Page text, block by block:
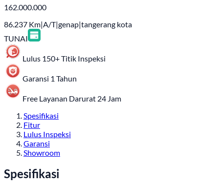
162.000.000
86.237 Km|A/T|genap|tangerang kota
TUNAI
Lulus 150+ Titik Inspeksi
Garansi 1 Tahun
Free Layanan Darurat 24 Jam
Spesifikasi
Fitur
Lulus Inspeksi
Garansi
Showroom
Spesifikasi